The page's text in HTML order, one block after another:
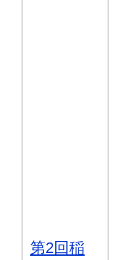
第2回稲